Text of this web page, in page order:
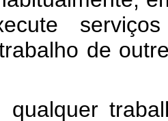
trabalho
qualquer